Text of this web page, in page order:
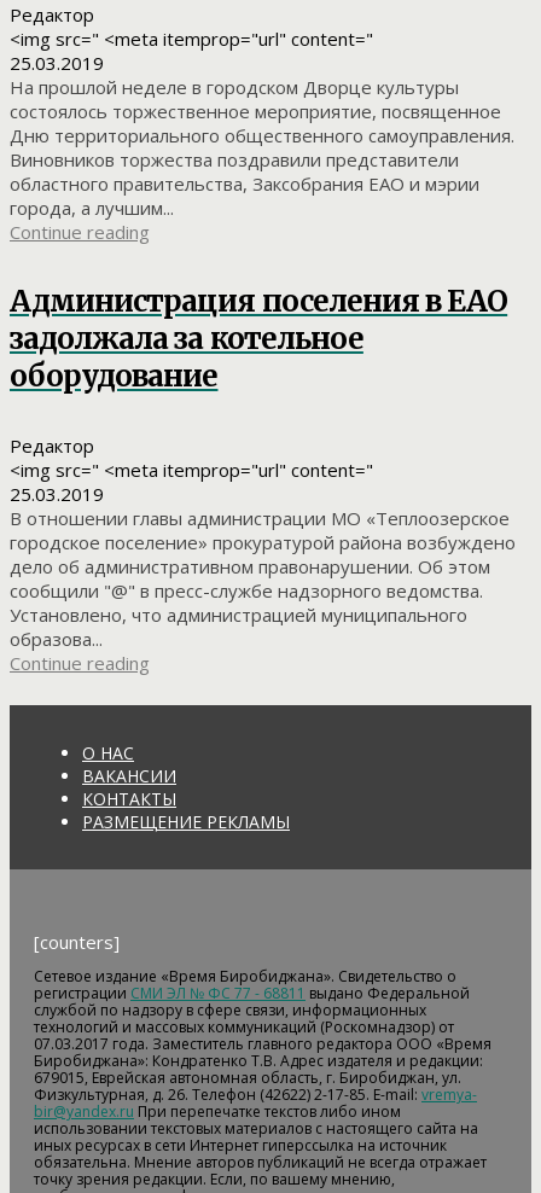
Редактор
<img src=" <meta itemprop="url" content="
25.03.2019
На прошлой неделе в городском Дворце культуры
состоялось торжественное мероприятие, посвященное
Дню территориального общественного самоуправления.
Виновников торжества поздравили представители
областного правительства, Заксобрания ЕАО и мэрии
города, а лучшим...
Continue reading
Администрация поселения в ЕАО
задолжала за котельное
оборудование
Редактор
<img src=" <meta itemprop="url" content="
25.03.2019
В отношении главы администрации МО «Теплоозерское
городское поселение» прокуратурой района возбуждено
дело об административном правонарушении. Об этом
сообщили "@" в пресс-службе надзорного ведомства.
Установлено, что администрацией муниципального
образова...
Continue reading
О НАС
ВАКАНСИИ
КОНТАКТЫ
РАЗМЕЩЕНИЕ РЕКЛАМЫ
[counters]
Сетевое издание «Время Биробиджана». Свидетельство о
регистрации СМИ ЭЛ № ФС 77 - 68811 выдано Федеральной
службой по надзору в сфере связи, информационных
технологий и массовых коммуникаций (Роскомнадзор) от
07.03.2017 года. Заместитель главного редактора ООО «Время
Биробиджана»: Кондратенко Т.В. Адрес издателя и редакции:
679015, Еврейская автономная область, г. Биробиджан, ул.
Физкультурная, д. 26. Телефон (42622) 2-17-85. E-mail: vremya-
bir@yandex.ru При перепечатке текстов либо ином
использовании текстовых материалов с настоящего сайта на
иных ресурсах в сети Интернет гиперссылка на источник
обязательна. Мнение авторов публикаций не всегда отражает
точку зрения редакции. Если, по вашему мнению,